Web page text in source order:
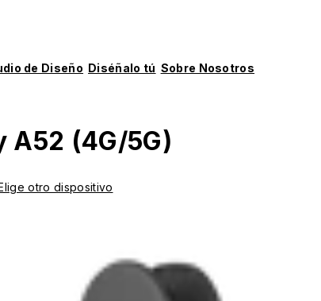
de Diseño Diséñalo tú Sobre Nosotros
A52 (4G/5G)
otro dispositivo